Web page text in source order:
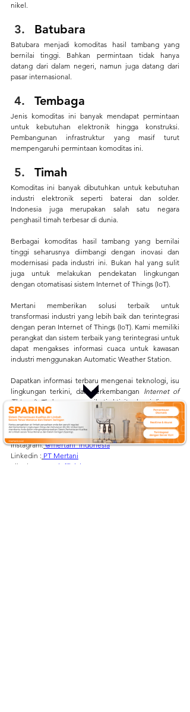
nikel.
Batubara
Batubara menjadi komoditas hasil tambang yang
bernilai tinggi. Bahkan permintaan tidak hanya
datang dari dalam negeri, namun juga datang dari
pasar internasional.
Tembaga
Jenis komoditas ini banyak mendapat permintaan
untuk kebutuhan elektronik hingga konstruksi.
Pembangunan infrastruktur yang masif turut
mempengaruhi permintaan komoditas ini.
Timah
Komoditas ini banyak dibutuhkan untuk kebutuhan
industri elektronik seperti baterai dan solder.
Indonesia juga merupakan salah satu negara
penghasil timah terbesar di dunia.
Berbagai komoditas hasil tambang yang bernilai
tinggi seharusnya diimbangi dengan inovasi dan
modernisasi pada industri ini. Bukan hal yang sulit
juga untuk melakukan pendekatan lingkungan
dengan otomatisasi sistem Internet of Things (IoT).
Mertani memberikan solusi terbaik untuk
transformasi industri yang lebih baik dan terintegrasi
dengan peran Internet of Things (IoT). Kami memiliki
perangkat dan sistem terbaik yang terintegrasi untuk
dapat mengakses informasi cuaca untuk kawasan
industri menggunakan Automatic Weather Station.
Dapatkan informasi terbaru mengenai teknologi, isu
lingkungan terkini, dan perkembangan Internet of
Things
(IoT) dengan mengikuti aktivitas kami di:
Website: mertani.co.id
YouTube: mertani official
Instagram: @mertani_indonesia
Linkedin : PT Mertani
Tiktok :
mertaniofficial